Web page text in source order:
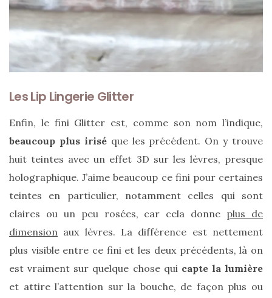
Les Lip Lingerie Glitter
Enfin, le fini Glitter est, comme son nom l’indique,
beaucoup plus iriséque les précédent. On y trouve
huit teintes avec un effet 3D sur les lèvres, presque
holographique. J’aime beaucoup ce fini pour certaines
teintes en particulier, notamment celles qui sont
claires ou un peu rosées, car cela donne plus de
dimension aux lèvres. La différence est nettement
plus visible entre ce fini et les deux précédents, là on
est vraiment sur quelque chose qui capte la lumière
et attire l’attention sur la bouche, de façon plus ou